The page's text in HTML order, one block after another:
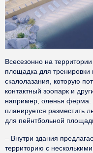
Всесезонно на
площадка для
скалолазания, которую
контактный зоопарк и
например, оленья ферма.
планируется разместить
для пейнтбольной
– Внутри здания
территорию с